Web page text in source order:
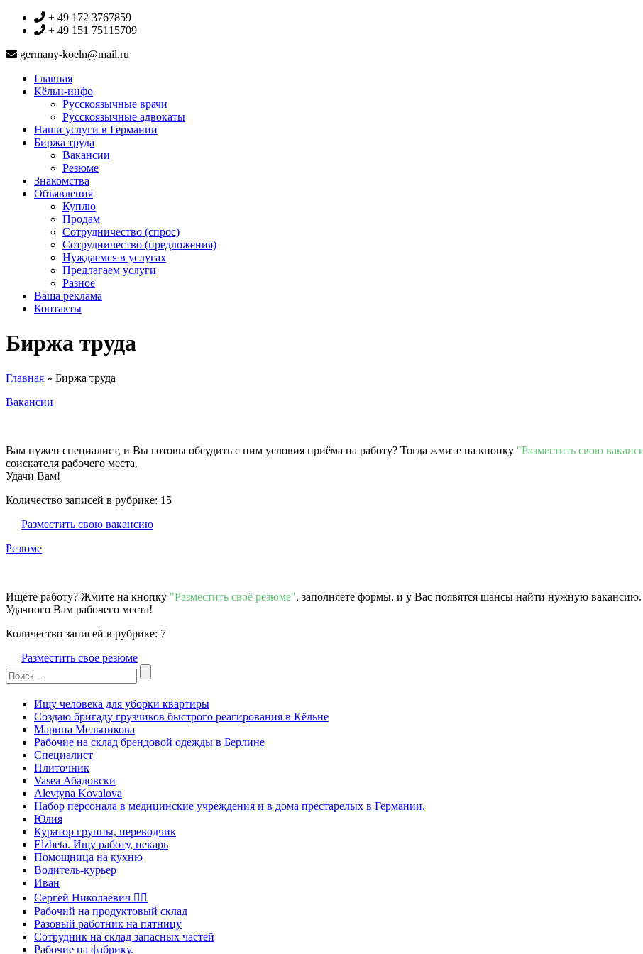
+ 49 172 3767859
+ 49 151 75115709
germany-koeln@mail.ru
Главная
Кёльн-инфо
Русскоязычные врачи
Русскоязычные адвокаты
Наши услуги в Германии
Биржа труда
Вакансии
Резюме
Знакомства
Объявления
Куплю
Продам
Сотрудничество (спрос)
Сотрудничество (предложения)
Нуждаемся в услугах
Предлагаем услуги
Разное
Ваша реклама
Контакты
Биржа труда
Главная » Биржа труда
Вакансии
Вам нужен специалист, и Вы готовы обсудить с ним условия приёма на работу? Тогда жмите на кнопку "Разместить свою
соискателя рабочего места.
Удачи Вам!
Количество записей в рубрике: 15
Разместить свою вакансию
Резюме
Ищете работу? Жмите на кнопку "Разместить своё резюме", заполняете формы, и у Вас появятся шансы найти нужную вакансию.
Удачного Вам рабочего места!
Количество записей в рубрике: 7
Разместить свое резюме
Search
for:
Ищу человека для уборки квартиры
Создаю бригаду грузчиков быстрого реагирования в Кёльне
Марина Мельникова
Рабочие на склад брендовой одежды в Берлине
Специалист
Плиточник
Vasea Абадовски
Alevtyna Kovalova
Набор персонала в медицинские учреждения и в дома престарелых в Германии.
Юлия
Куратор группы, переводчик
Elzbeta. Ищу работу, пекарь
Помощница на кухню
Водитель-курьер
Иван
Сергей Николаевич 
Рабочий на продуктовый склад
Разовый работник на пятницу
Сотрудник на склад запасных частей
Рабочие на фабрику.